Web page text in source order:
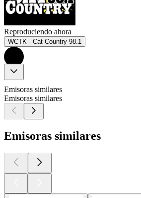
Reproduciendo ahora
WCTK - Cat Country 98.1
Emisoras similares
Emisoras similares
Emisoras similares